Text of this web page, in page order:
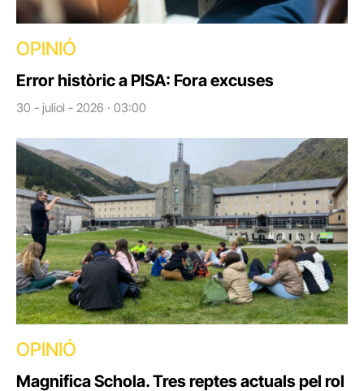
OPINIÓ
Error històric a PISA: Fora excuses
30 - juliol - 2026 · 03:00
OPINIÓ
Magnifica Schola. Tres reptes actuals pel rol